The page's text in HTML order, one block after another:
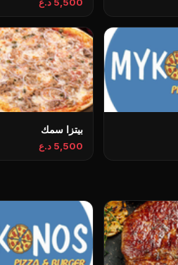
بيتزا سمك
5,500 د.ع